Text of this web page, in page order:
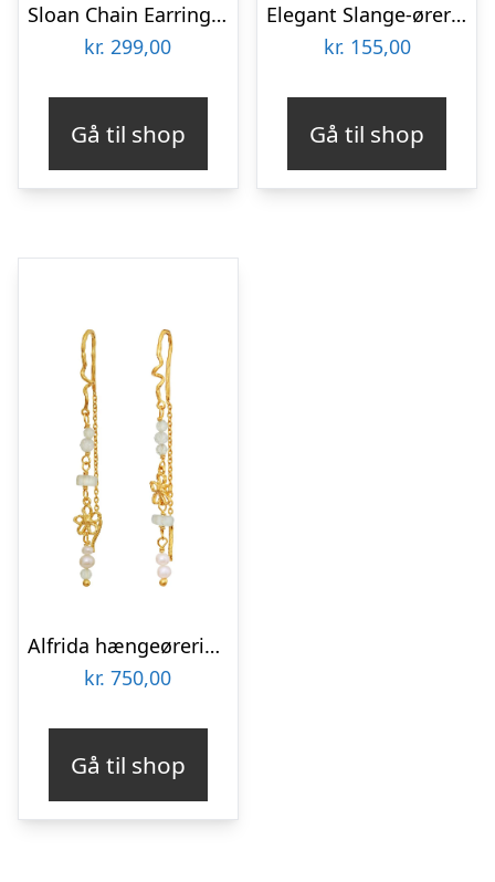
Sloan Chain Earrings Goldplated
kr. 299,00
Gå til shop
Elegant Slange-ørering i Forgyldt Design – Golden Snake Climber
kr. 155,00
Gå til shop
Alfrida hængeøreringe – forgyldt
kr. 750,00
Gå til shop